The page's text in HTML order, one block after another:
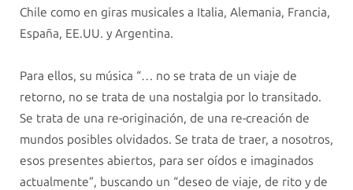
Chile como en giras musicales a Italia, Alemania, Francia,
España, EE.UU. y Argentina.
Para ellos, su música “… no se trata de un viaje de
retorno, no se trata de una nostalgia por lo transitado.
Se trata de una re-originación, de una re-creación de
mundos posibles olvidados. Se trata de traer, a nosotros,
esos presentes abiertos, para ser oídos e imaginados
actualmente”, buscando un “deseo de viaje, de rito y de